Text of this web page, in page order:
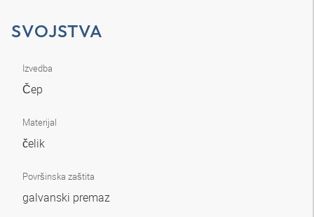
SVOJSTVA
Izvedba
Čep
Materijal
čelik
Površinska zaštita
galvanski premaz